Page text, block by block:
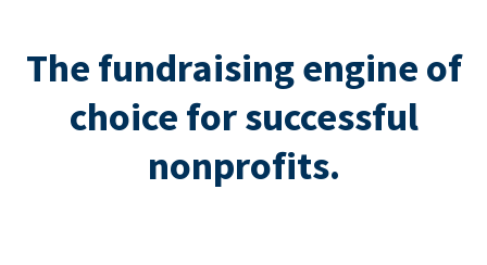
The fundraising engine of
choice for successful
nonprofits.